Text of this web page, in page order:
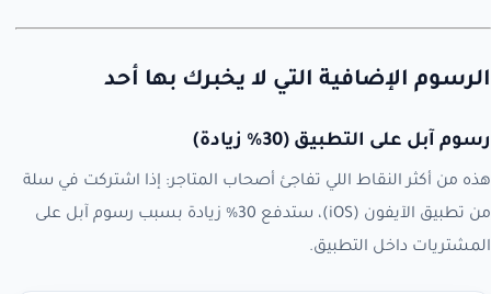
الرسوم الإضافية التي لا يخبرك بها أحد
رسوم آبل على التطبيق (30% زيادة)
هذه من أكثر النقاط اللي تفاجئ أصحاب المتاجر: إذا اشتركت في سلة
من تطبيق الآيفون (iOS)، ستدفع 30% زيادة بسبب رسوم آبل على
المشتريات داخل التطبيق.